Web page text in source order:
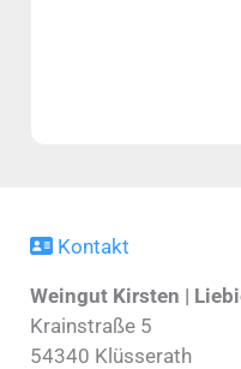
Kontakt
Weingut Kirsten |
Krainstraße 5
54340 Klüsserath